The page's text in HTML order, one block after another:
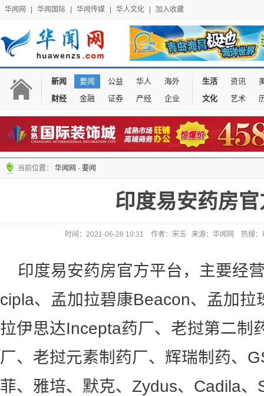
华闻网 华闻国际 华闻传媒 华人文化 加入收藏
新闻 要闻 公益 华人
海外
财经
金融 证券 产经 企业
生活 资讯
文化
艺术
当前位置： 华闻网 - 要闻
印度易安药房
时间：2021-06-28 10:31 作者：宋玉 来源：华闻网 热搜：
印度易安药房官方平台，主要经
cipla、孟加拉碧康Beacon、孟加拉
拉伊思达Incepta药厂、老挝第二制
厂、老挝元素制药厂、辉瑞制药、
菲、雅培、默克、Zydus、Cadila